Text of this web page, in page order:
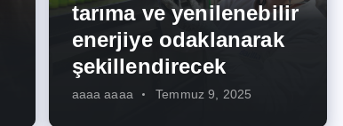
tarıma ve yenilenebilir
enerjiye odaklanarak
şekillendirecek
aaaa aaaa Temmuz 9, 2025